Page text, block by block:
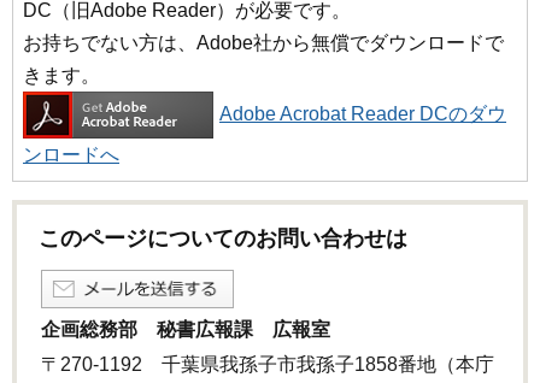
DC（旧Adobe Reader）が必要です。
お持ちでない方は、Adobe社から無償でダウンロードで
きます。
Adobe Acrobat Reader DCのダウ
ンロードへ
このページについてのお問い合わせは
企画総務部 秘書広報課 広報室
〒270-1192 千葉県我孫子市我孫子1858番地（本庁